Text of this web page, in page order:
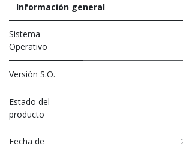
Información general
Sistema
Operativo
Versión S.O.
Estado del
producto
Fecha de